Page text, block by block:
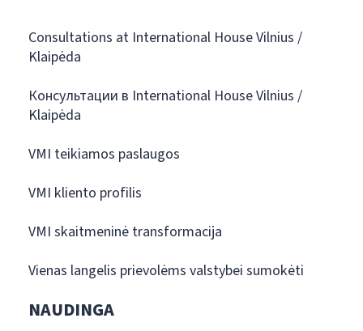
Consultations at International House Vilnius /
Klaipėda
Консультации в International House Vilnius /
Klaipėda
VMI teikiamos paslaugos
VMI kliento profilis
VMI skaitmeninė transformacija
Vienas langelis prievolėms valstybei sumokėti
NAUDINGA